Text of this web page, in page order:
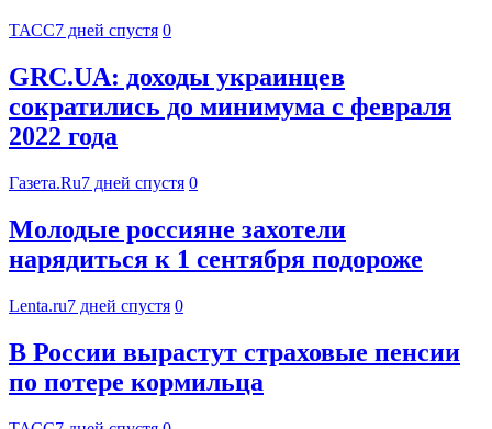
ТАСС7 дней спустя 0
GRC.UA: доходы украинцев
сократились до минимума с февраля
2022 года
Газета.Ru7 дней спустя 0
Молодые россияне захотели
нарядиться к 1 сентября подороже
Lenta.ru7 дней спустя 0
В России вырастут страховые пенсии
по потере кормильца